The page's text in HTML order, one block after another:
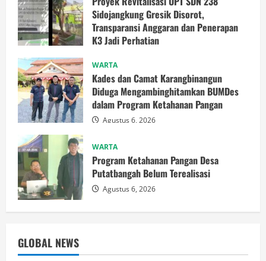
Sidojangkung Gresik Disorot,
Transparansi Anggaran dan Penerapan
K3 Jadi Perhatian
WARTA
Kades dan Camat Karangbinangun
Diduga Mengambinghitamkan BUMDes
dalam Program Ketahanan Pangan
Agustus 6, 2026
WARTA
Program Ketahanan Pangan Desa
Putatbangah Belum Terealisasi
Agustus 6, 2026
GLOBAL NEWS